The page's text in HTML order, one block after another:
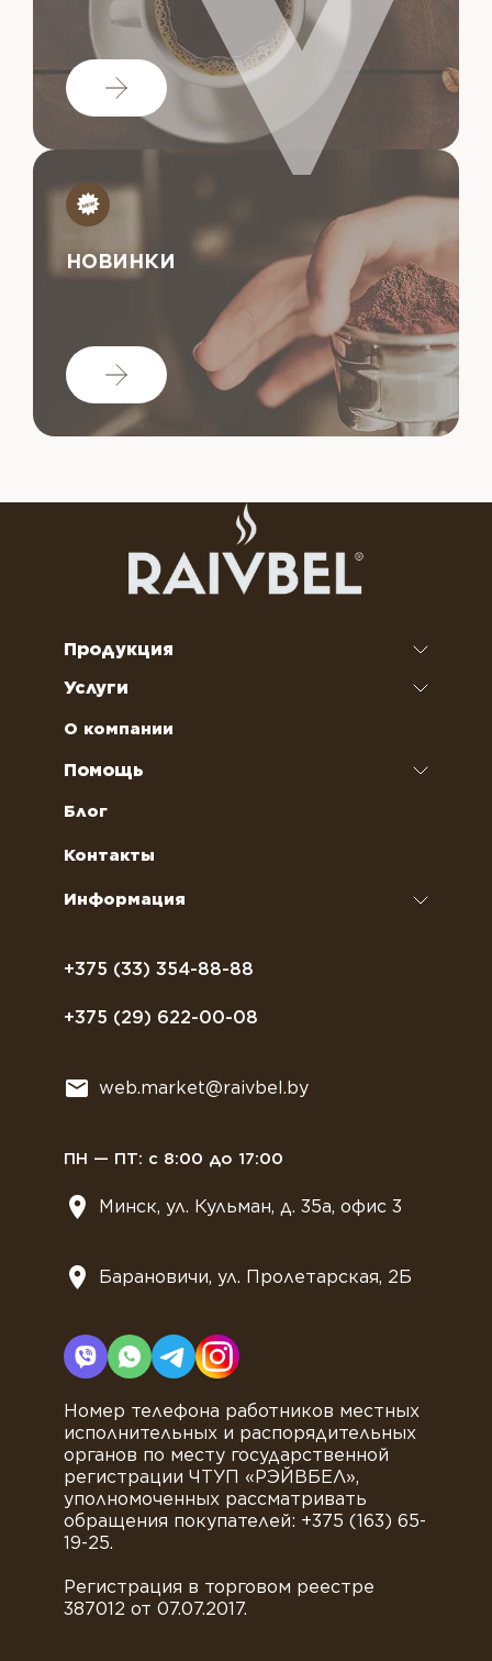
НОВИНКИ
+375 (33) 354-88-88
+375 (29) 622-00-08
web.market@raivbel.by
ПН — ПТ: с 8:00 до 17:00
Минск, ул. Кульман, д. 35а, офис 3
Барановичи, ул. Пролетарская, 2Б
Номер телефона работников местных
исполнительных и распорядительных
органов по месту государственной
регистрации ЧТУП «РЭЙВБЕЛ»,
уполномоченных рассматривать
обращения покупателей: +375 (163) 65-
19-25.
Регистрация в торговом реестре
387012 от 07.07.2017.
Продукция
Кофе
Чай
Наполнители для вендинговых автоматов
Кофейное оборудование
Услуги
Аренда кофемашин
Ремонт кофемашин и кофеварок
Обслуживание профессиональных
Курсы бариста
О компании
Помощь
Как оформить заказ
Условия доставки
Блог
Контакты
Информация
Договор оферты